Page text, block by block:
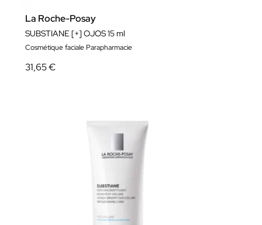
La Roche-Posay
SUBSTIANE [+] OJOS 15 ml
Cosmétique faciale Parapharmacie
31,65 €